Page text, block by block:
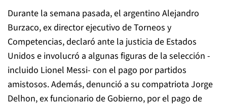
Durante la semana pasada, el argentino Alejandro
Burzaco, ex director ejecutivo de Torneos y
Competencias, declaró ante la justicia de Estados
Unidos e involucró a algunas figuras de la selección -
incluido Lionel Messi- con el pago por partidos
amistosos. Además, denunció a su compatriota Jorge
Delhon, ex funcionario de Gobierno, por el pago de